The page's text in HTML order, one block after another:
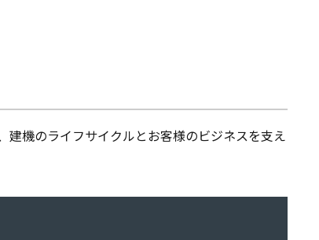
機のライフサイクルとお客様のビジネスを支え